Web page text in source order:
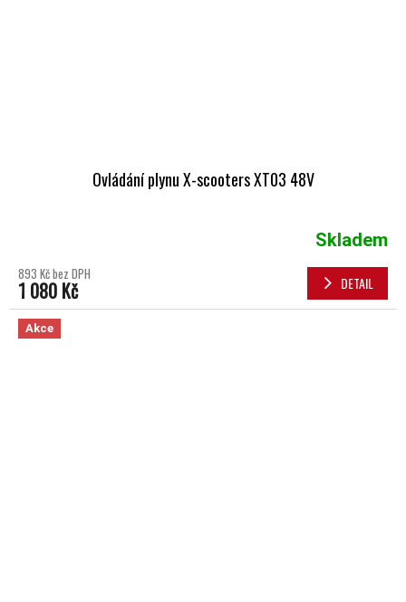
Ovládání plynu X-scooters XT03 48V
Skladem
893 Kč bez DPH
1 080 Kč DETAIL
Akce